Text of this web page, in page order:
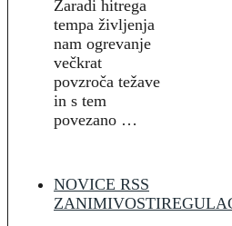
Zaradi hitrega
tempa življenja
nam ogrevanje
večkrat
povzroča težave
in s tem
povezano …
NOVICE RSS
ZANIMIVOSTI